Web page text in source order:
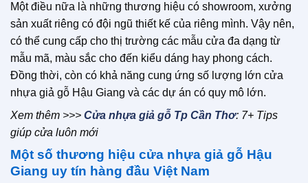
Một điều nữa là những thương hiệu có showroom, xưởng
sản xuất riêng có đội ngũ thiết kế của riêng mình. Vậy nên,
có thể cung cấp cho thị trường các mẫu cửa đa dạng từ
mẫu mã, màu sắc cho đến kiểu dáng hay phong cách.
Đồng thời, còn có khả năng cung ứng số lượng lớn cửa
nhựa giả gỗ Hậu Giang và các dự án có quy mô lớn.
Xem thêm >>> Cửa nhựa giả gỗ Tp Cần Thơ: 7+ Tips
giúp cửa luôn mới
Một số thương hiệu cửa nhựa giả gỗ Hậu
Giang uy tín hàng đầu Việt Nam